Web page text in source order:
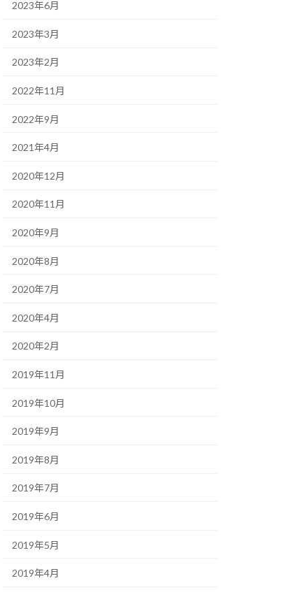
2023年6月
2023年3月
2023年2月
2022年11月
2022年9月
2021年4月
2020年12月
2020年11月
2020年9月
2020年8月
2020年7月
2020年4月
2020年2月
2019年11月
2019年10月
2019年9月
2019年8月
2019年7月
2019年6月
2019年5月
2019年4月